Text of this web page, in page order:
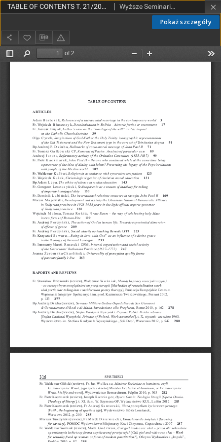
Pokaż szczegóły
TABLE OF CONTENTS T. 21/2012 Wyższe Seminarium Duchowne w Łodzi